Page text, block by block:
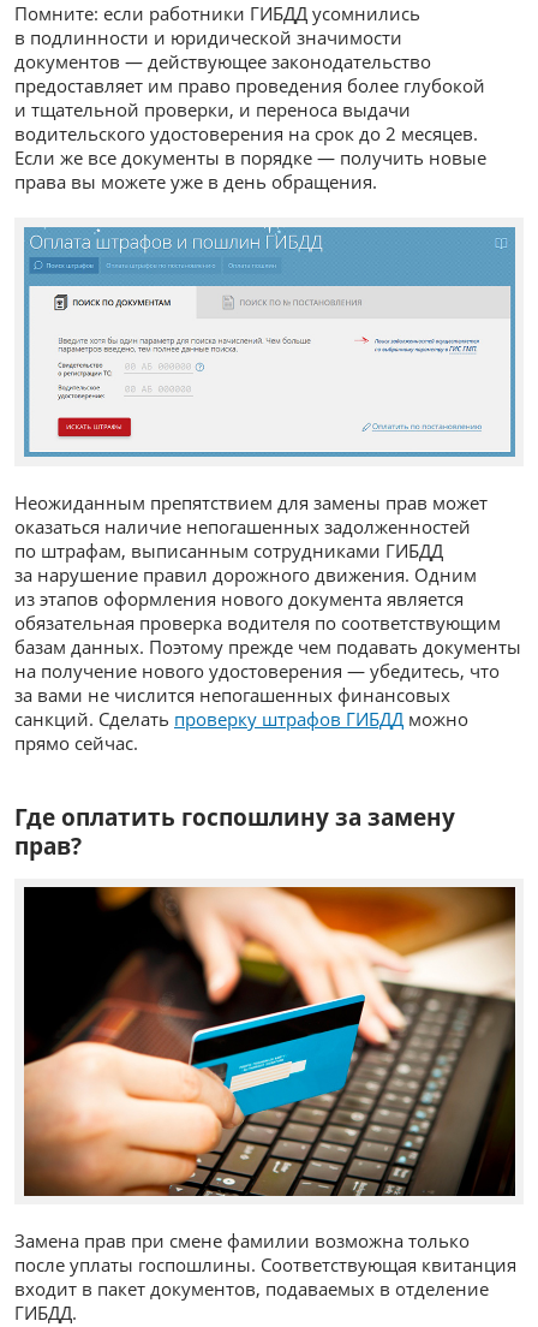
Помните: если работники ГИБДД усомнились
в подлинности и юридической значимости
документов — действующее законодательство
предоставляет им право проведения более глубокой
и тщательной проверки, и переноса выдачи
водительского удостоверения на срок до 2 месяцев.
Если же все документы в порядке — получить новые
права вы можете уже в день обращения.
Неожиданным препятствием для замены прав может
оказаться наличие непогашенных задолженностей
по штрафам, выписанным сотрудниками ГИБДД
за нарушение правил дорожного движения. Одним
из этапов оформления нового документа является
обязательная проверка водителя по соответствующим
базам данных. Поэтому прежде чем подавать документы
на получение нового удостоверения — убедитесь, что
за вами не числится непогашенных финансовых
санкций. Сделать проверку штрафов ГИБДД можно
прямо сейчас.
Где оплатить госпошлину за замену
прав?
Замена прав при смене фамилии возможна только
после уплаты госпошлины. Соответствующая квитанция
входит в пакет документов, подаваемых в отделение
ГИБДД.